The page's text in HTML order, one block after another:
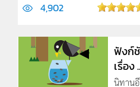
4,902
ฟังก์
เรื่อง
นิทาน